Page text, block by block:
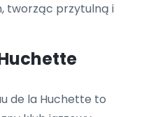
tworząc przytulną i
de la Huchette to